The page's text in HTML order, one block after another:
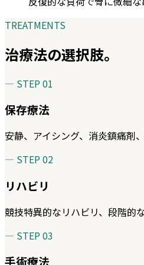
TREATMENTS
治療法の選択肢。
— STEP01
保存療法
安静、アイシング、消炎鎮痛剤
— STEP02
リハビリ
競技特異的なリハビリ、段階的
— STEP03
手術療法